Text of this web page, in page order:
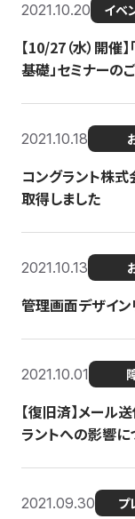
2021.10.20 イベ
【10/27（水）開
基礎」セミナーの
2021.10.18
コングラント株
取得しました
2021.10.13
管理画面デザイ
2021.10.01
【復旧済】メール
ラントへの影響に
2021.09.30 プ